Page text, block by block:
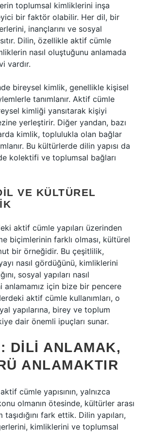
toplumsal kimliklerini inşa
bir faktör olabilir. Her dil, bir
inançlarını ve sosyal
Dilin, özellikle aktif cümle
nasıl oluştuğunu anlamada
vardır.
bireysel kimlik, genellikle kişisel
tanımlanır. Aktif cümle
kimliği yansıtarak kişiyi
yerleştirir. Diğer yandan, bazı
kimlik, toplulukla olan bağlar
Bu kültürlerde dilin yapısı da
kolektifi ve toplumsal bağları
VE KÜLTÜREL
aktif cümle yapıları üzerinden
biçimlerinin farklı olması, kültürel
bir örneğidir. Bu çeşitlilik,
nasıl gördüğünü, kimliklerini
sosyal yapıları nasıl
anlamamız için bize bir pencere
aktif cümle kullanımları, o
yapılarına, birey ve toplum
dair önemli ipuçları sunar.
DILI ANLAMAK,
ANLAMAKTIR
cümle yapısının, yalnızca
olmanın ötesinde, kültürler arası
fark ettik. Dilin yapıları,
kimliklerini ve toplumsal